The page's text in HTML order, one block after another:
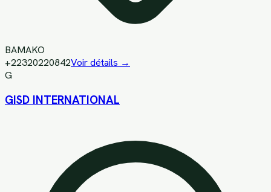
BAMAKO
+22320220842Voir détails →
G
GISD INTERNATIONAL